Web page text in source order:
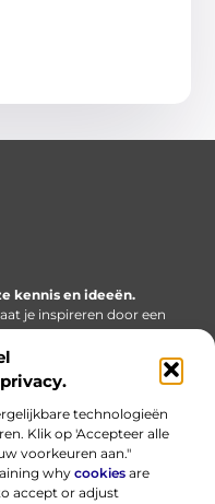
technologieën
Klik op 'Accepteer alle
voorkeuren aan."
why cookies are
accept or adjust
kennis en ideeën.
je inspireren door een